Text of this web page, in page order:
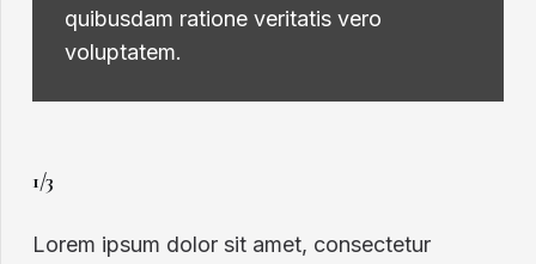
quibusdam ratione veritatis vero
voluptatem.
1/3
Lorem ipsum dolor sit amet, consectetur